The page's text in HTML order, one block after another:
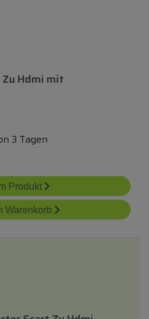
Hdmi mit
3 Tagen
Produkt
Warenkorb